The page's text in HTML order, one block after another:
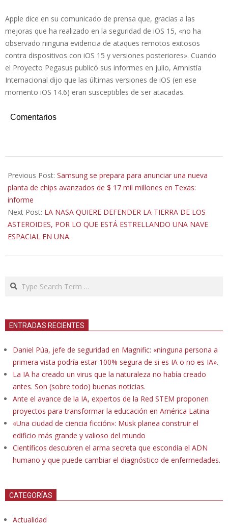
Apple dice en su comunicado de prensa que, gracias a las
mejoras que ha realizado en la seguridad de iOS 15, «no ha
observado ninguna evidencia de ataques remotos exitosos
contra dispositivos con iOS 15 y versiones posteriores». Cuando
el Proyecto Pegasus publicó sus informes en julio, Amnistía
Internacional dijo que las últimas versiones de iOS (en ese
momento iOS 14.6) eran susceptibles de ser atacadas.
Comentarios
11-
23
Previous Post: Samsung se prepara para anunciar una nueva
planta de chips avanzados de $ 17 mil millones en Texas:
informe
Next Post: LA NASA QUIERE DEFENDER LA TIERRA DE LOS
ASTEROIDES, POR LO QUE ESTÁ ESTRELLANDO UNA NAVE
ESPACIAL EN UNA.
Search
ENTRADAS RECIENTES
Daniel Púa, jefe de seguridad en Magnific: «ninguna persona a
primera vista podría estar 100% segura de si es IA o no es IA».
La IA ha creado un virus que la naturaleza no había creado
antes. Son (sobre todo) buenas noticias.
Ante el avance de la IA, expertos de la Red STEM proponen
proyectos para transformar la educación en América Latina
«Una ciudad de ciencia ficción»: Musk planea construir el
edificio más grande y valioso del mundo
Científicos descubren el arma secreta que escondía el ADN
humano y que puede cambiar el diagnóstico de enfermedades.
CATEGORÍAS
Actualidad